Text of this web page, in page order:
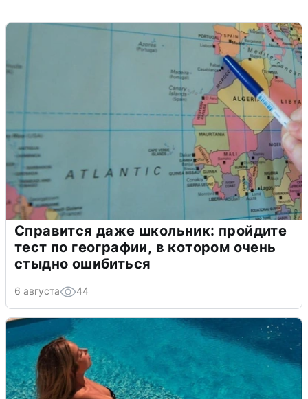
Справится даже школьник: пройдите
тест по географии, в котором очень
стыдно ошибиться
6 августа 44